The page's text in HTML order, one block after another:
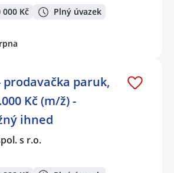
000 Kč Plný úvazek
prodavačka paruk,
Kč (m/ž) -
ihned
s r.o.